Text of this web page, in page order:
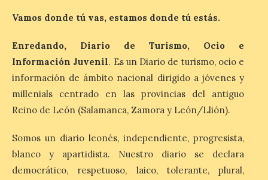
precio
León es la provincia más
económica (116€/noche),
pero también una de las
más agotadas: solo un 4%
de alojamientos libres.
provincias con menos margen: apenas un
1% de los alojamientos siguen libres para
esas […]
Vamos donde tú vas, estamos donde tú estás.
Enredando, Diario de Turismo, Ocio e
Información Juvenil. Es un Diario de turismo, ocio e
información de ámbito nacional dirigido a jóvenes y
millenials centrado en las provincias del antiguo
Reino de León (Salamanca, Zamora y León/Llión).
Somos un diario leonés, independiente, progresista,
blanco y apartidista. Nuestro diario se declara
democrático, respetuoso, laico, tolerante, plural,